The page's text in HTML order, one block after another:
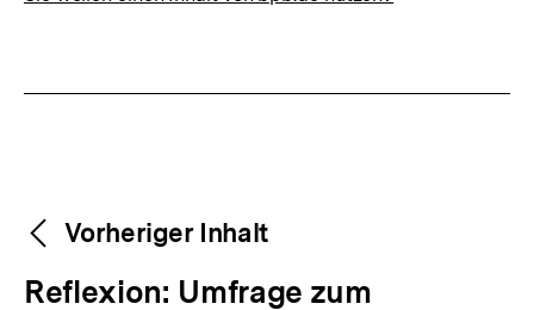
Weitere
Inhalte
Content-
Navigation
Vorheriger Inhalt
V
Reflexion: Umfrage zum